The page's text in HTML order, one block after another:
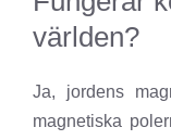
världen?
Ja, jordens
magnetiska